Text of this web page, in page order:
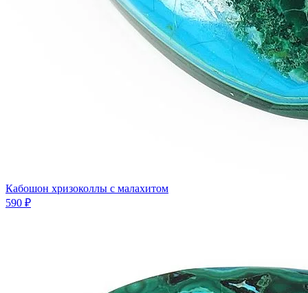
Кабошон хризоколлы с малахитом
590 ₽